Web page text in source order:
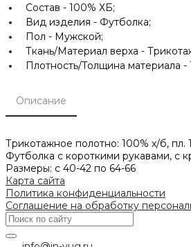
Состав - 100% ХБ;
Вид изделия - Футболка;
Пол - Мужской;
Ткань/Материал верха -
Плотность/Толщина материала -
Описание
Трикотажное полотно: 100% х/б, пл.
Футболка с короткими рукавами, с
Размеры: с 40-42 по 64-66
Карта сайта
Политика конфиденциальности
Соглашение на обработку